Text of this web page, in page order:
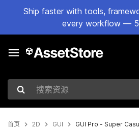
Ship faster with tools,
every workflow —
搜索资源
首页 2D GUI GUI Pro - Super